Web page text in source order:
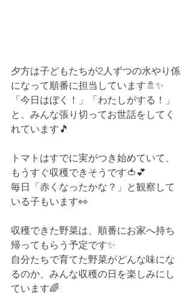
夕方は子どもたちが2人ずつの水やり係
になって順番に担当しています🚿✨
「今日はぼく！」「わたしがする！」
と、みんな張り切ってお世話をしてく
れています🎵
トマトはすでに実がつき始めていて、
もうすぐ収穫できそうです🍅💕
毎日「赤くなったかな？」と観察して
いる子もいます👀
収穫できた野菜は、順番にお家へ持ち
帰ってもらう予定です✨
自分たちで育てた野菜がどんな味にな
るのか、みんな収穫の日を楽しみにし
ています🌈